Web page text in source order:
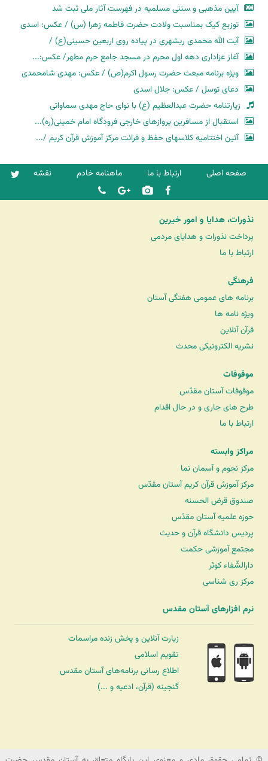
آیین مذهبی و سنتی مسلمیه در فهرست آثار ملی ثبت شد
توزیع کیک بمناسبت ولادت حضرت فاطمه زهرا (س) / عکس: اسدی
آیت الله محمدی ریشهری در پیاده روی اربعین حسینی(ع) /
آغاز عزاداری دهه اول محرم در مسجد جامع حرم مطهر/ عکس:...
ویژه برنامه مبعث حضرت رسول اکرم(ص) / عکس: مهدی شامحمدی
دعای توسل / عکس: جلال اسدی
زیارتنامه حضرت عبدالعظیم (ع) با نوای حاج مهدی سماواتی
استقبال از مسافرین پروازهای خارجی فرودگاه امام خمینی(ره)...
آئین اختتامیه کلاسهای حفظ و قرائت مرکز آموزش قرآن کریم /...
صفحه اصلی ارتباط با ما ماهنامه خادم نقشه
نذورات، هدایا و امور خیرین
پرداخت نذورات و هدایای مردمی
ارتباط با ما
فرهنگی
برنامه های عمومی هفتگی آستان
ویژه نامه ها
قرآن آنلاین
نشریه الکترونیکی محدث
موقوفات
موقوفات آستان مقدّس
طرح های جاری و در حال اقدام
ارتباط با ما
مراکز وابسته
مرکز نجوم و آسمان نما
مرکز آموزش قرآن کریم آستان مقدّس
صندوق قرض الحسنه
حوزه علمیه آستان مقدّس
پردیس دانشگاه قرآن و حدیث
مجتمع آموزشی حکمت
دارالشّفاء کوثر
مرکز ری شناسی
نرم افزارهای آستان مقدس
زیارت آنلاین و پخش زنده مراسمات
تقویم اسلامی
اطلاع رسانی برنامه‌های آستان مقدس
گنجینه (قرآن، ادعیه و ...)